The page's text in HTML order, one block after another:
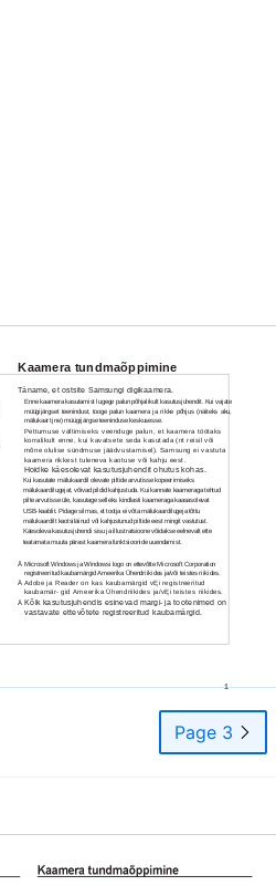
Kaamera tundmaõppimine
Täname, et ostsite Samsungi digikaamera.
Enne kaamera kasutamist lugege palun põhjalikult kasutusjuhendit. Kui vajate
müügijärgset teenindust, tooge palun kaamera ja rikke põhjus (näiteks aku,
mälukaart jne) müügijärgse teeninduse keskusesse.
Pettumuse vältimiseks veenduge palun, et kaamera töötaks
korralikult enne, kui kavatsete seda kasutada (nt reisil või
mõne olulise sündmuse jäädvustamisel). Samsung ei vastuta
kaamera rikkest tuleneva kaotuse või kahju eest.
Hoidke käesolevat kasutusjuhendit ohutus kohas.
Kui kasutate mälukaardil olevate piltide arvutisse kopeerimiseks
mälukaardilugejat, võivad pildid kahjustuda. Kui kannate kaameraga tehtud
pilte arvutisse üle, kasutage selleks kindlasti kaameraga kaasasolevat
USB-kaablit. Pidage silmas, et tootja ei võta mälukaardilugeja tõttu
mälukaardilt kaotsiläinud või kahjustunud piltide eest mingit vastutust.
Käesoleva kasutusjuhendi sisu ja illustratsioone võidakse eelnevalt ette
teatamata muuta pärast kaamera funktsioonide uuendamist.
Ä Microsoft Windows ja Windowsi logo on ettevõtte Microsoft Corporation
registreeritud kaubamärgid Ameerika Ühendriikides ja/või teistes riikides.
Ä Adobe ja Reader on kas kaubamärgid vĘi registreeritud
kaubamär- gid Ameerika Ühendriikides ja/vĘi teistes riikides.
Ä Kõik kasutusjuhendis esinevad margi- ja tootenimed on
vastavate ettevõtete registreeritud kaubamärgid.
1
Page 3